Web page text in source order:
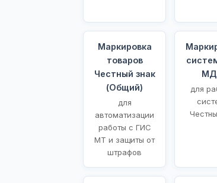
Маркировка
товаров
Честный знак
(Общий)
для
автоматизации
работы с ГИС
МТ и защиты от
штрафов
для